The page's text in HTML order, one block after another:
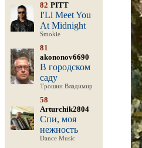
82 PITT
I'Ll Meet You
At Midnight
Smokie
81
akononov6690
В городском
саду
Трошин Владимир
58
Arturchik2804
Спи, моя
нежность
Dance Music